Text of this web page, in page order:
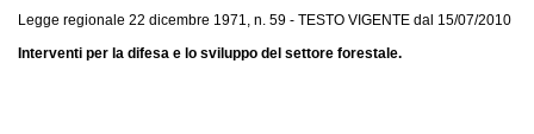
Legge regionale 22 dicembre 1971, n. 59 - TESTO VIGENTE dal 15/07/2010
Interventi per la difesa e lo sviluppo del settore forestale.